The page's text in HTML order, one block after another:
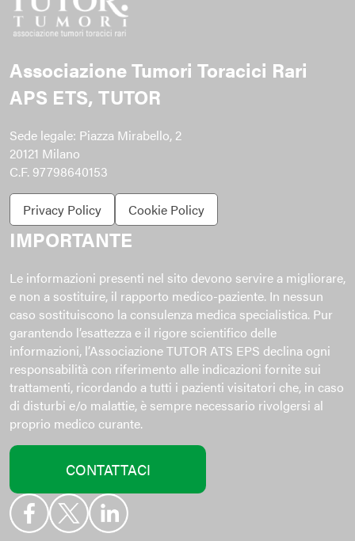
Associazione Tumori Toracici Rari
APS ETS, TUTOR
Sede legale: Piazza Mirabello, 2
20121 Milano
C.F. 97798640153
Privacy Policy Cookie Policy
IMPORTANTE
Le informazioni presenti nel sito devono servire a migliorare,
e non a sostituire, il rapporto medico-paziente. In nessun
caso sostituiscono la consulenza medica specialistica. Pur
garantendo l’esattezza e il rigore scientifico delle
informazioni, l’Associazione TUTOR ATS EPS declina ogni
responsabilità con riferimento alle indicazioni fornite sui
trattamenti, ricordando a tutti i pazienti visitatori che, in caso
di disturbi e/o malattie, è sempre necessario rivolgersi al
proprio medico curante.
CONTATTACI